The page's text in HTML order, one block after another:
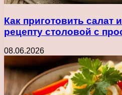
Как приготовить салат
рецепту столовой с
08.06.2026